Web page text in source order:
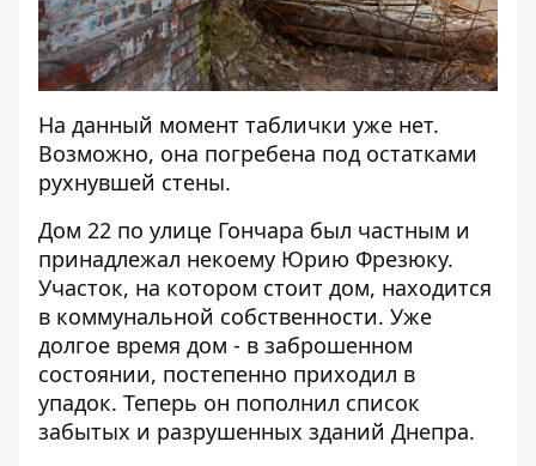
На данный момент таблички уже нет.
Возможно, она погребена под остатками
рухнувшей стены.
Дом 22 по улице Гончара был частным и
принадлежал некоему Юрию Фрезюку.
Участок, на котором стоит дом, находится
в коммунальной собственности. Уже
долгое время дом - в заброшенном
состоянии, постепенно приходил в
упадок. Теперь он пополнил список
забытых и разрушенных зданий Днепра.